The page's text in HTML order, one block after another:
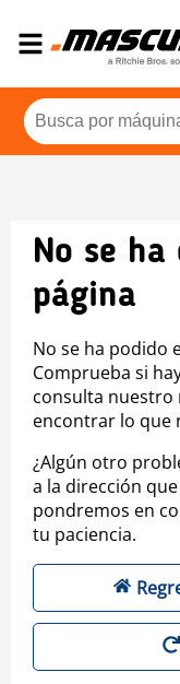
No se
página
No se ha podido
Comprueba si
consulta nuestro
encontrar lo que
¿Algún otro
a la dirección
pondremos en
tu paciencia.